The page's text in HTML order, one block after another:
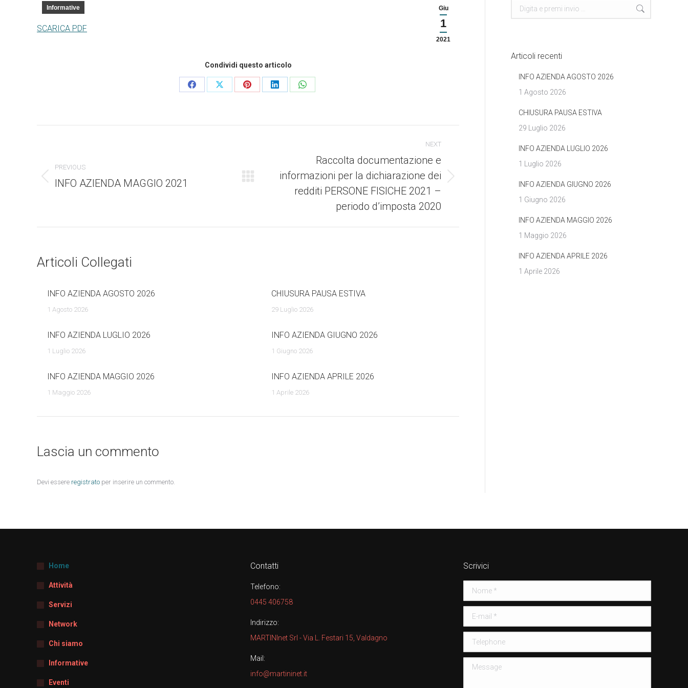
Giu
1
2021
Informative
SCARICA PDF
Condividi questo articolo
CondividiCondividiCondividiCondividiCondividi
di
navigazione
PREVIOUS
Stile
INFO AZIENDA MAGGIO 2021
NEXT
Raccolta documentazione e
informazioni per la dichiarazione dei
redditi PERSONE FISICHE 2021 –
periodo d’imposta 2020
Articoli Collegati
INFO AZIENDA AGOSTO 2026
1 Agosto 2026
CHIUSURA PAUSA ESTIVA
29 Luglio 2026
INFO AZIENDA LUGLIO 2026
1 Luglio 2026
INFO AZIENDA GIUGNO 2026
1 Giugno 2026
INFO AZIENDA MAGGIO 2026
1 Maggio 2026
INFO AZIENDA APRILE 2026
1 Aprile 2026
Lascia un commento
Devi essere registrato per inserire un commento.
Cerca
Articoli recenti
INFO AZIENDA AGOSTO 2026
1 Agosto 2026
CHIUSURA PAUSA ESTIVA
29 Luglio 2026
INFO AZIENDA LUGLIO 2026
1 Luglio 2026
INFO AZIENDA GIUGNO 2026
1 Giugno 2026
INFO AZIENDA MAGGIO 2026
1 Maggio 2026
INFO AZIENDA APRILE 2026
1 Aprile 2026
Home
Attività
Servizi
Network
Chi siamo
Informative
Eventi
Contatti
Telefono:
0445 406758
Indirizzo:
MARTINInet Srl - Via L. Festari 15, Valdagno
Mail:
info@martininet.it
Scrivici
Nome *
E-mail *
Telephone
Message